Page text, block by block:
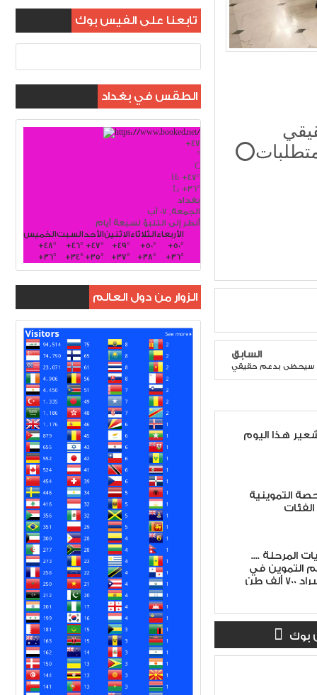
⭕️رئيس الوزراء: الحكومة لا تستطيع تغطية جميع متطلبات
السابق
سيحظى بدعم حقيقي
هذا اليوم
التموينية
المرحلة ....
التموين في
سوريا تشمل استيراد 700 ألف طن
بوك
تابعنا على الفيس بوك
الطقس في بغداد
+47
°
C
H: +47°
L: +36°
بغداد
الجمعة, 07 آب
أنظر إلى التنبؤ لسبعة أيام
الخميسالسبتالأحدالاثنينالثلاثاءالأربعاء
+48° +46° +47° +49° +50° +50°
+36° +34°+35° +37° +38° +36°
الزوار من دول العالم